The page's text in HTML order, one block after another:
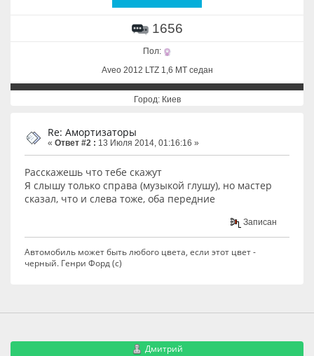
1656
Пол:
Aveo 2012 LTZ 1,6 MT седан
Город: Киев
Re: Амортизаторы
« Ответ #2 : 13 Июля 2014, 01:16:16 »
Расскажешь что тебе скажут
Я слышу только справа (музыкой глушу), но мастер
сказал, что и слева тоже, оба передние
Записан
Автомобиль может быть любого цвета, если этот цвет -
черный. Генри Форд (с)
Дмитрий